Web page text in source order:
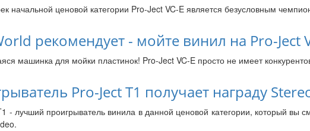
начальной ценовой категории Pro-Ject VC-E является безусловным
рекомендует - мойте винил на Pro-Ject
машинка для мойки пластинок! Pro-Ject VC-E просто не имеет
Pro-Ject T1 получает награду
- лучший проигрыватель винила в данной ценовой категории, который вы